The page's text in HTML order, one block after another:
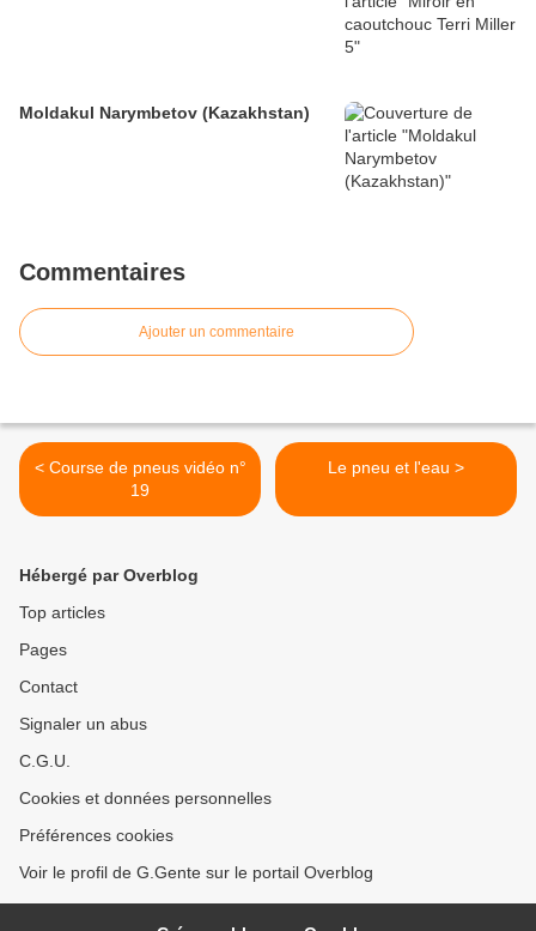
Moldakul Narymbetov (Kazakhstan)
Commentaires
Ajouter un commentaire
< Course de pneus vidéo n°
19
Le pneu et l'eau >
Hébergé par Overblog
Top articles
Pages
Contact
Signaler un abus
C.G.U.
Cookies et données personnelles
Préférences cookies
Voir le profil de G.Gente sur le portail Overblog